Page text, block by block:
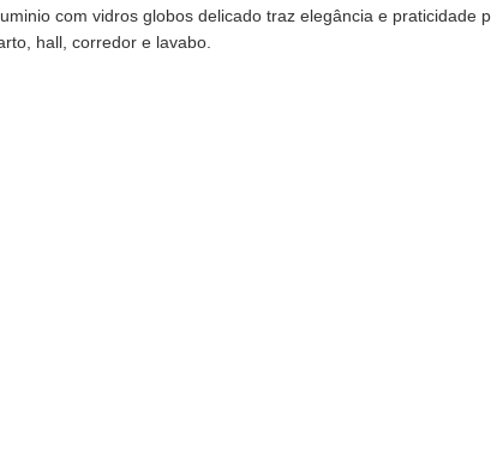
com vidros globos delicado traz elegância e praticidade
hall, corredor e lavabo.